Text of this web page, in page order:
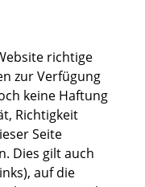
richtige
zur Verfügung
keine Haftung
Richtigkeit
Seite
Dies gilt auch
auf die